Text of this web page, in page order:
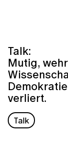
Talk:
Mutig,
verliert.
Talk